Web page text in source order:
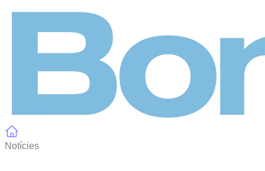
Notícies